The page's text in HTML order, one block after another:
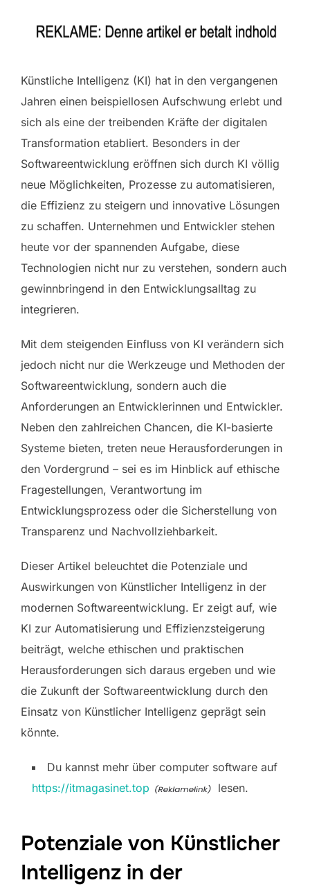
Künstliche Intelligenz (KI) hat in den vergangenen
Jahren einen beispiellosen Aufschwung erlebt und
sich als eine der treibenden Kräfte der digitalen
Transformation etabliert. Besonders in der
Softwareentwicklung eröffnen sich durch KI völlig
neue Möglichkeiten, Prozesse zu automatisieren,
die Effizienz zu steigern und innovative Lösungen
zu schaffen. Unternehmen und Entwickler stehen
heute vor der spannenden Aufgabe, diese
Technologien nicht nur zu verstehen, sondern auch
gewinnbringend in den Entwicklungsalltag zu
integrieren.
Mit dem steigenden Einfluss von KI verändern sich
jedoch nicht nur die Werkzeuge und Methoden der
Softwareentwicklung, sondern auch die
Anforderungen an Entwicklerinnen und Entwickler.
Neben den zahlreichen Chancen, die KI-basierte
Systeme bieten, treten neue Herausforderungen in
den Vordergrund – sei es im Hinblick auf ethische
Fragestellungen, Verantwortung im
Entwicklungsprozess oder die Sicherstellung von
Transparenz und Nachvollziehbarkeit.
Dieser Artikel beleuchtet die Potenziale und
Auswirkungen von Künstlicher Intelligenz in der
modernen Softwareentwicklung. Er zeigt auf, wie
KI zur Automatisierung und Effizienzsteigerung
beiträgt, welche ethischen und praktischen
Herausforderungen sich daraus ergeben und wie
die Zukunft der Softwareentwicklung durch den
Einsatz von Künstlicher Intelligenz geprägt sein
könnte.
Du kannst mehr über computer software auf
https://itmagasinet.top
lesen.
Potenziale von Künstlicher
Intelligenz in der